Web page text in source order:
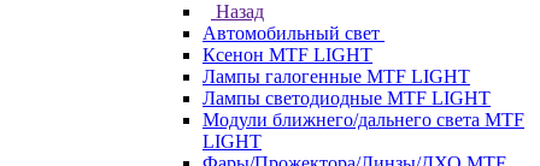
Назад
Автомобильный свет
Ксенон MTF LIGHT
Лампы галогенные MTF LIGHT
Лампы светодиодные MTF LIGHT
Модули ближнего/дальнего света MTF
LIGHT